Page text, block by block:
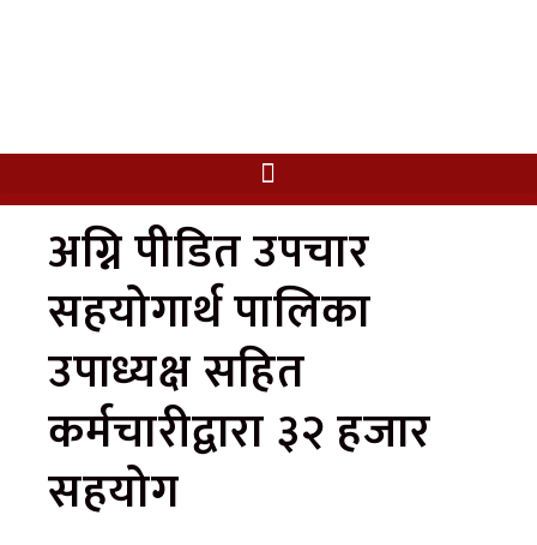
अग्नि पीडित उपचार
सहयोगार्थ पालिका
उपाध्यक्ष सहित
कर्मचारीद्वारा ३२ हजार
सहयोग